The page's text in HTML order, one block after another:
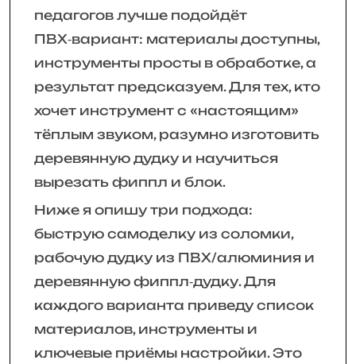
педагогов лучше подойдёт
ПВХ‑вариант: материалы доступны,
инструменты просты в обработке, а
результат предсказуем. Для тех, кто
хочет инструмент с «настоящим»
тёплым звуком, разумно изготовить
деревянную дудку и научиться
вырезать фиппл и блок.
Ниже я опишу три подхода:
быструю самоделку из соломки,
рабочую дудку из ПВХ/алюминия и
деревянную фиппл‑дудку. Для
каждого варианта приведу список
материалов, инструменты и
ключевые приёмы настройки. Это